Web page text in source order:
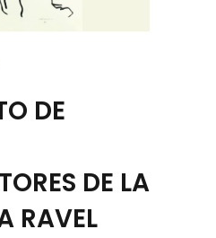
DE
DE LA
RAVEL